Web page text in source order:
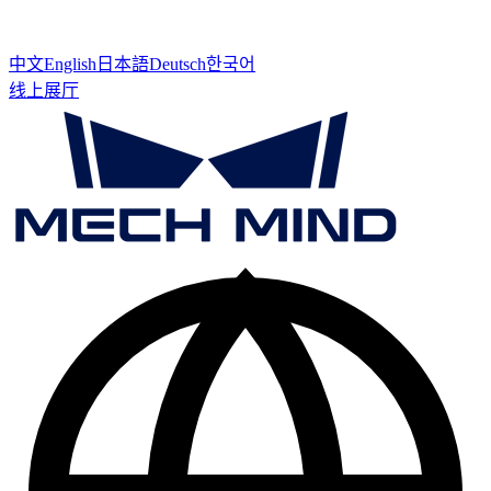
中文English 日本語Deutsch한국어
线上展厅